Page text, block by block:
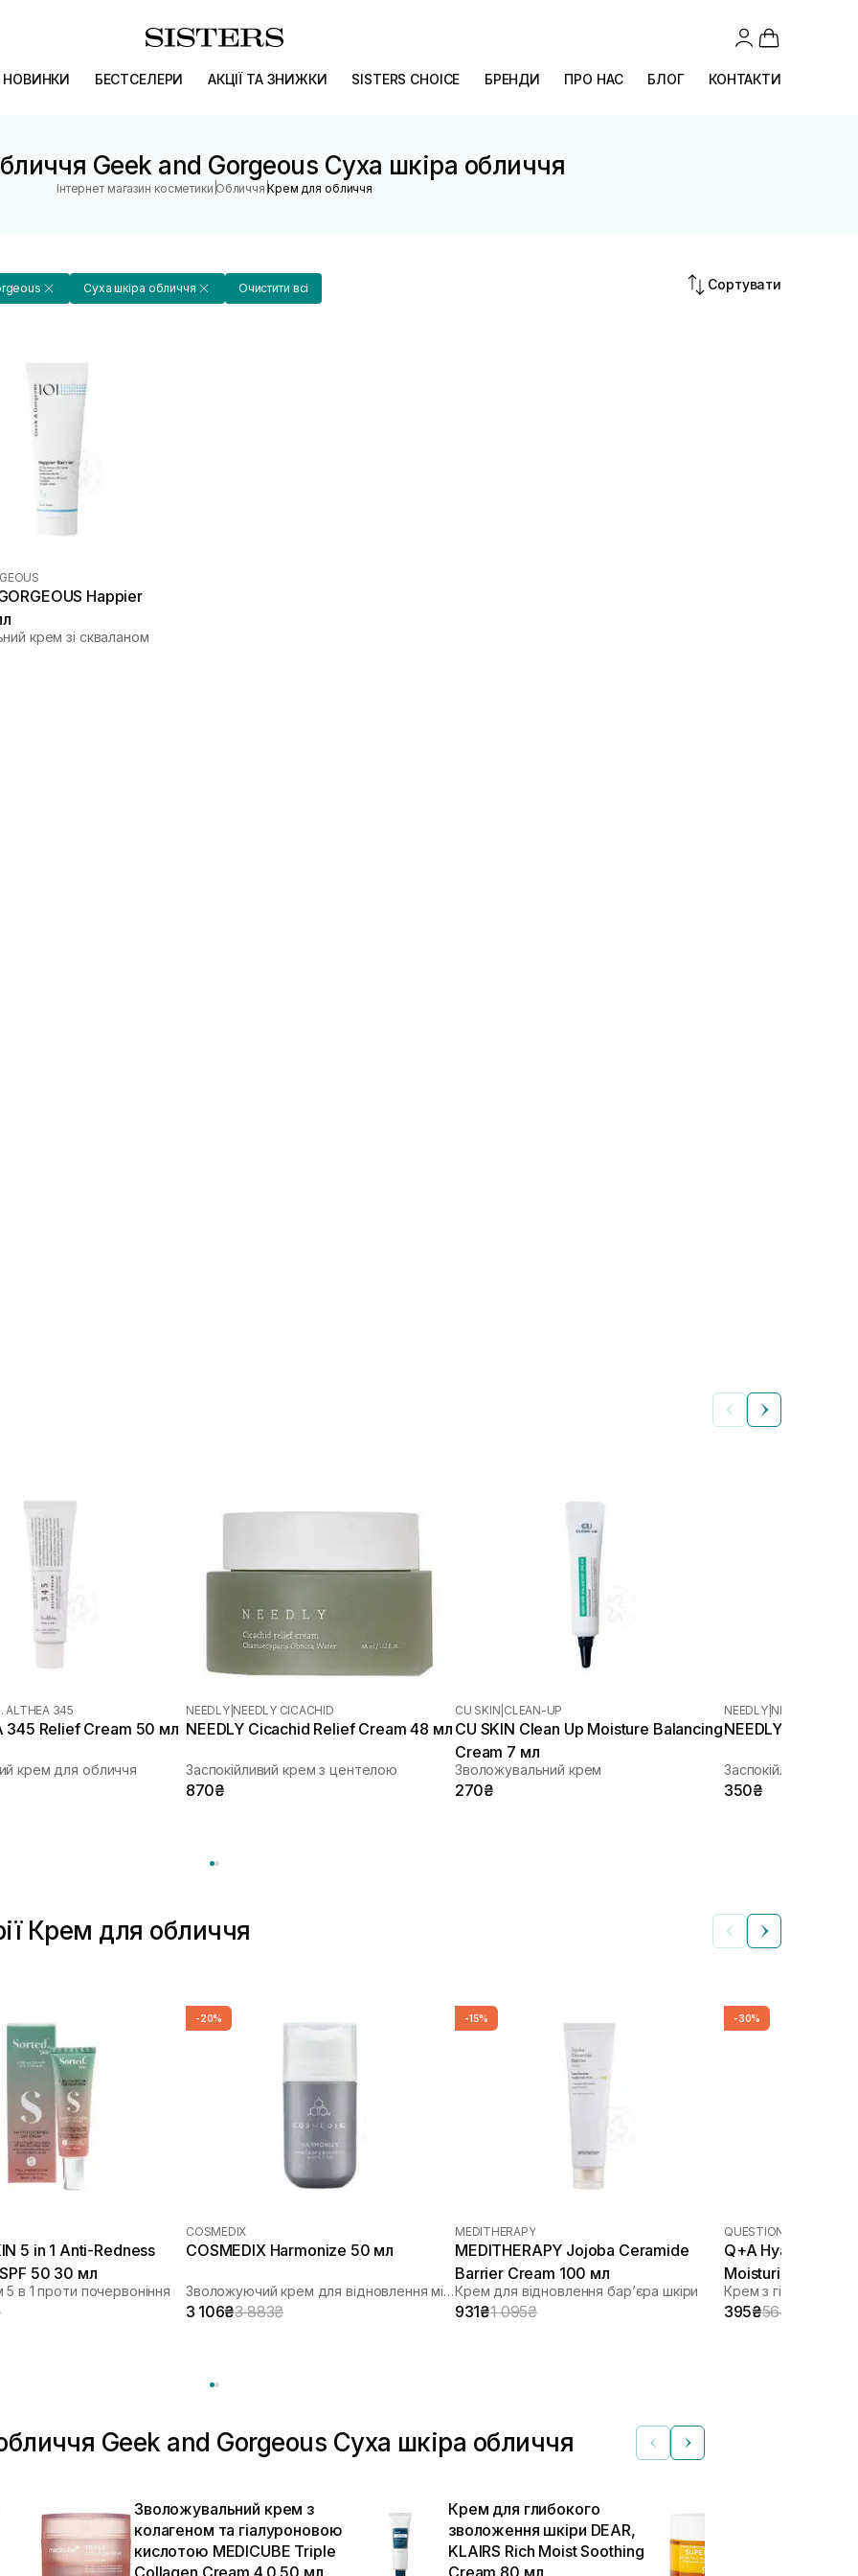
НОВИНКИ БЕСТСЕЛЕРИ АКЦІЇ ТА ЗНИЖКИ SISTERS CHOICE БРЕНДИ ПРО НАС БЛОГ КОНТАКТИ
Geek and Gorgeous Суха шкіра обличчя
Інтернет магазин косметики |Обличчя |Крем для обличчя
Суха шкіра обличчя Очистити всі Сортувати
Happier
крем зі скваланом
ALTHEA 345
345 Relief Cream 50 мл
крем для обличчя
NEEDLY| NEEDLY CICACHID
NEEDLY Cicachid Relief Cream 48 мл
Заспокійливий крем з центелою
870₴
CU SKIN CLEAN-UP
CU SKIN Clean Up Moisture Balancing
Cream 7 мл
Зволожувальний крем
270₴
NEEDLY| NEEDLY
NEEDLY
Заспокійливий
350₴
Крем для обличчя
5 in 1 Anti-Redness
50 30 мл
в 1 проти почервоніння
-20%
COSMEDIX
COSMEDIX Harmonize 50 мл
Зволожуючий крем для відновлення мікробіома
3 106₴3 883₴
-15%
MEDITHERAPY
MEDITHERAPY Jojoba Ceramide
Barrier Cream 100 мл
Крем для відновлення барʼєра шкіри
931₴1 095₴
-30%
QUESTION AND
Q+A Hyaluronic
Moisturiser 75 мл
Крем з
395₴564₴
Geek and Gorgeous Суха шкіра обличчя
Зволожувальний крем з
колагеном та гіалуроновою
кислотою MEDICUBE Triple
Collagen Cream 4.0 50 мл
Крем для глибокого
зволоження шкіри DEAR,
KLAIRS Rich Moist Soothing
Cream 80 мл